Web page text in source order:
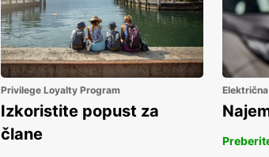
Privilege Loyalty Program
Izkoristite popust za
člane